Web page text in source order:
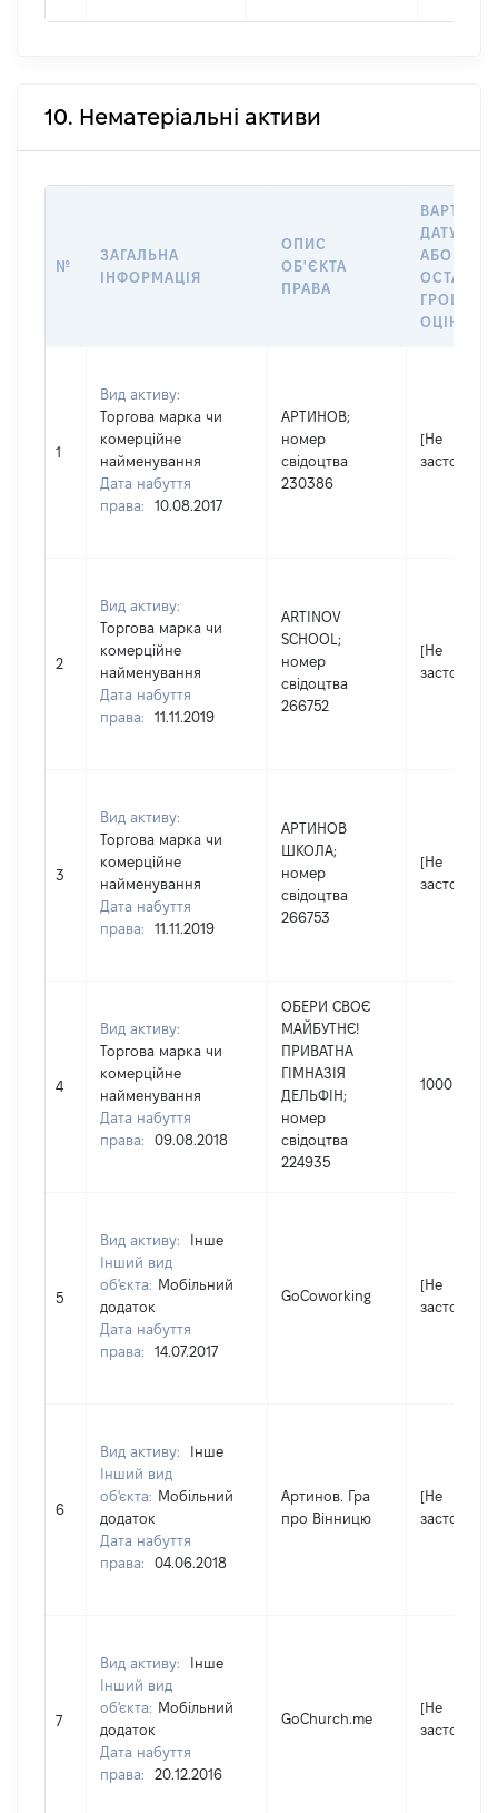
10. Нематеріальні активи
№
ЗАГАЛЬНА
ІНФОРМАЦІЯ
ОПИС
ОБ'ЄКТА
ПРАВА
ДАТУ
АБО ЗА
ОЦІНКОЮ
1
Вид активу:
Торгова марка чи
комерційне
найменування
Дата набуття
права:
10.08.2017
АРТИНОВ;
номер
свідоцтва
230386
[Не
2
Вид активу:
Торгова марка чи
комерційне
найменування
Дата набуття
права:
11.11.2019
ARTINOV
SCHOOL;
номер
свідоцтва
266752
[Не
3
Вид активу:
Торгова марка чи
комерційне
найменування
Дата набуття
права:
11.11.2019
АРТИНОВ
ШКОЛА;
номер
свідоцтва
266753
[Не
4
Вид активу:
Торгова марка чи
комерційне
найменування
Дата набуття
права:
09.08.2018
ОБЕРИ СВОЄ
МАЙБУТНЄ!
ПРИВАТНА
ГІМНАЗІЯ
ДЕЛЬФІН;
номер
свідоцтва
224935
1000
5
Вид активу:
Інше
Інший вид
об'єкта: Мобільний
додаток
Дата набуття
права:
14.07.2017
GoCoworking
[Не
6
Вид активу:
Інше
Інший вид
об'єкта: Мобільний
додаток
Дата набуття
права:
04.06.2018
Артинов. Гра
про Вінницю
[Не
7
Вид активу:
Інше
Інший вид
об'єкта: Мобільний
додаток
Дата набуття
права:
20.12.2016
GoChurch.me
[Не